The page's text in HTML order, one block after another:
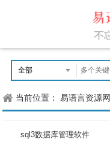
当前位置：易语言资源网
sql3数据库管理软件